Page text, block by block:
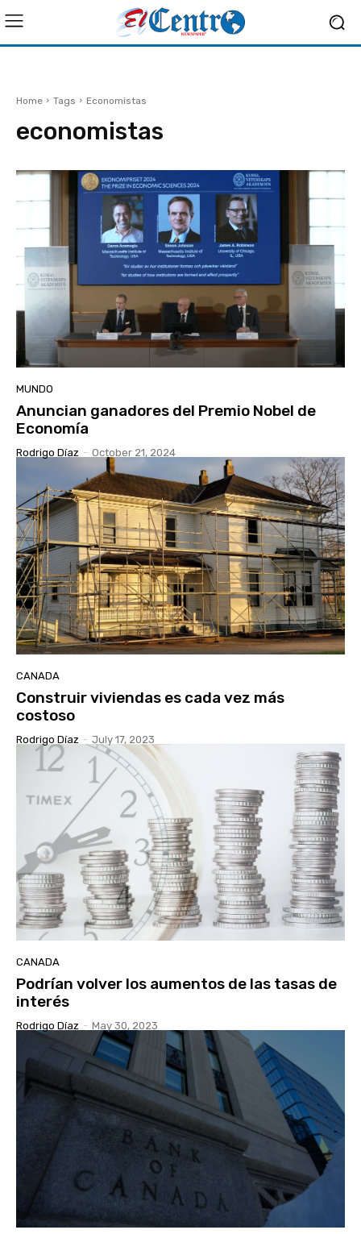
Home Tags Economistas
economistas
MUNDO
Anuncian ganadores del Premio Nobel de
Economía
Rodrigo Díaz - October 21, 2024
CANADA
Construir viviendas es cada vez más
costoso
Rodrigo Díaz - July 17, 2023
CANADA
Podrían volver los aumentos de las tasas de
interés
Rodrigo Díaz - May 30, 2023